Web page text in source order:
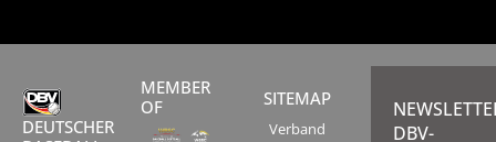
DEUTSCHER
MEMBER
OF
SITEMAP
Verband
DBV-